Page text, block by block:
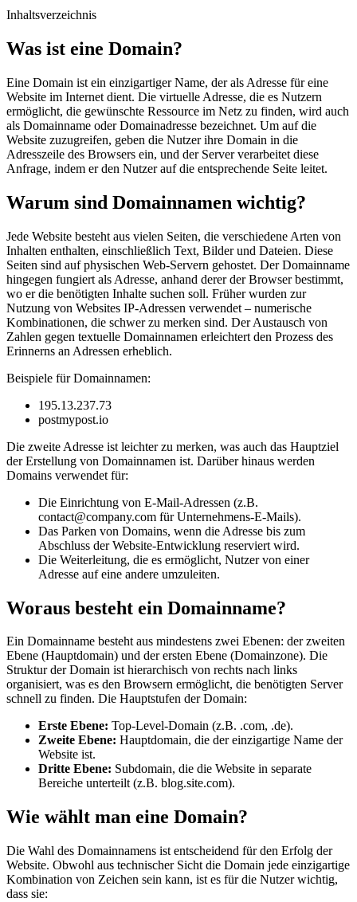
Inhaltsverzeichnis
Was ist eine Domain?
Eine Domain ist ein einzigartiger Name, der als Adresse für eine
Website im Internet dient. Die virtuelle Adresse, die es Nutzern
ermöglicht, die gewünschte Ressource im Netz zu finden, wird auch
als Domainname oder Domainadresse bezeichnet. Um auf die
Website zuzugreifen, geben die Nutzer ihre Domain in die
Adresszeile des Browsers ein, und der Server verarbeitet diese
Anfrage, indem er den Nutzer auf die entsprechende Seite leitet.
Warum sind Domainnamen wichtig?
Jede Website besteht aus vielen Seiten, die verschiedene Arten von
Inhalten enthalten, einschließlich Text, Bilder und Dateien. Diese
Seiten sind auf physischen Web-Servern gehostet. Der Domainname
hingegen fungiert als Adresse, anhand derer der Browser bestimmt,
wo er die benötigten Inhalte suchen soll. Früher wurden zur
Nutzung von Websites IP-Adressen verwendet – numerische
Kombinationen, die schwer zu merken sind. Der Austausch von
Zahlen gegen textuelle Domainnamen erleichtert den Prozess des
Erinnerns an Adressen erheblich.
Beispiele für Domainnamen:
195.13.237.73
postmypost.io
Die zweite Adresse ist leichter zu merken, was auch das Hauptziel
der Erstellung von Domainnamen ist. Darüber hinaus werden
Domains verwendet für:
Die Einrichtung von E-Mail-Adressen (z.B.
contact@company.com für Unternehmens-E-Mails).
Das Parken von Domains, wenn die Adresse bis zum
Abschluss der Website-Entwicklung reserviert wird.
Die Weiterleitung, die es ermöglicht, Nutzer von einer
Adresse auf eine andere umzuleiten.
Woraus besteht ein Domainname?
Ein Domainname besteht aus mindestens zwei Ebenen: der zweiten
Ebene (Hauptdomain) und der ersten Ebene (Domainzone). Die
Struktur der Domain ist hierarchisch von rechts nach links
organisiert, was es den Browsern ermöglicht, die benötigten Server
schnell zu finden. Die Hauptstufen der Domain:
Erste Ebene: Top-Level-Domain (z.B. .com, .de).
Zweite Ebene: Hauptdomain, die der einzigartige Name der
Website ist.
Dritte Ebene: Subdomain, die die Website in separate
Bereiche unterteilt (z.B. blog.site.com).
Wie wählt man eine Domain?
Die Wahl des Domainnamens ist entscheidend für den Erfolg der
Website. Obwohl aus technischer Sicht die Domain jede einzigartige
Kombination von Zeichen sein kann, ist es für die Nutzer wichtig,
dass sie: